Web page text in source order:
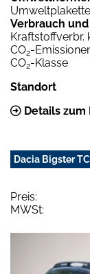
Umweltplakette
Verbrauch und
Kraftstoffverbr.
CO2-
CO2-Klasse
Standort
Details
Dacia Bigster
Preis:
MWSt: